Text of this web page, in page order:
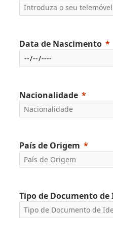
Data de Nascimento
Nacionalidade
País de Origem
Tipo de Documento